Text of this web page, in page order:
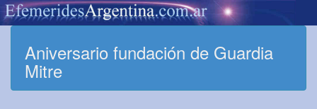
Aniversario fundación de Guardia
Mitre